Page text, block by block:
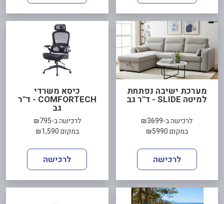
מערכת ישיבה נפתחת
למיטה SLIDE - ד"ר גב
לרכישה ב-₪3699
במקום ₪5990
לרכישה
כיסא משרדי
COMFORTECH - ד"ר
גב
לרכישה ב-₪795
במקום ₪1,590
לרכישה